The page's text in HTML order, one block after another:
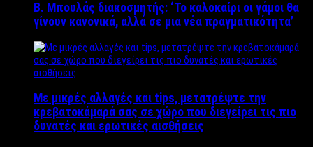
Β. Μπουλάς διακοσμητής: ‘Το καλοκαίρι οι γάμοι θα
γίνουν κανονικά, αλλά σε μια νέα πραγματικότητα’
Με μικρές αλλαγές και tips, μετατρέψτε την
κρεβατοκάμαρά σας σε χώρο που διεγείρει τις πιο
δυνατές και ερωτικές αισθήσεις